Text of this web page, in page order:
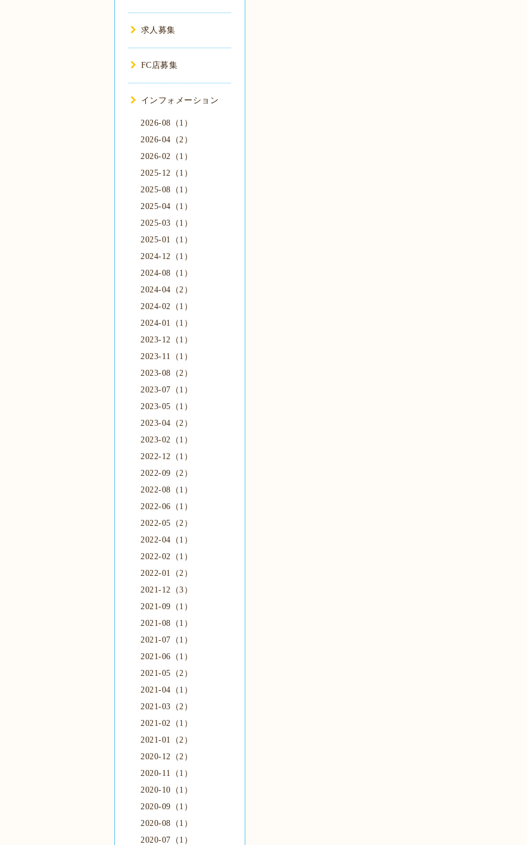
求人募集
FC店募集
インフォメーション
2026-08（1）
2026-04（2）
2026-02（1）
2025-12（1）
2025-08（1）
2025-04（1）
2025-03（1）
2025-01（1）
2024-12（1）
2024-08（1）
2024-04（2）
2024-02（1）
2024-01（1）
2023-12（1）
2023-11（1）
2023-08（2）
2023-07（1）
2023-05（1）
2023-04（2）
2023-02（1）
2022-12（1）
2022-09（2）
2022-08（1）
2022-06（1）
2022-05（2）
2022-04（1）
2022-02（1）
2022-01（2）
2021-12（3）
2021-09（1）
2021-08（1）
2021-07（1）
2021-06（1）
2021-05（2）
2021-04（1）
2021-03（2）
2021-02（1）
2021-01（2）
2020-12（2）
2020-11（1）
2020-10（1）
2020-09（1）
2020-08（1）
2020-07（1）